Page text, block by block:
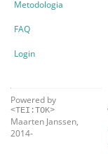
Metodologia
FAQ
Login
Powered by
<TEI:TOK>
Maarten Janssen,
2014-